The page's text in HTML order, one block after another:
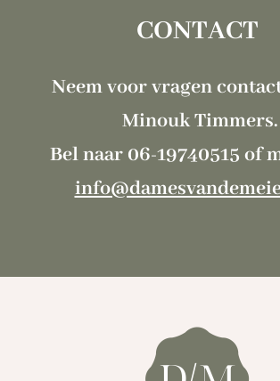
CONTACT
Neem voor vragen
Minouk Timmers.
Bel naar 06-19740515 of